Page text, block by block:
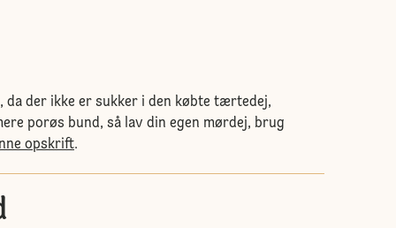
da der ikke er sukker i den købte tærtedej,
porøs bund, så lav din egen mørdej, brug
opskrift.